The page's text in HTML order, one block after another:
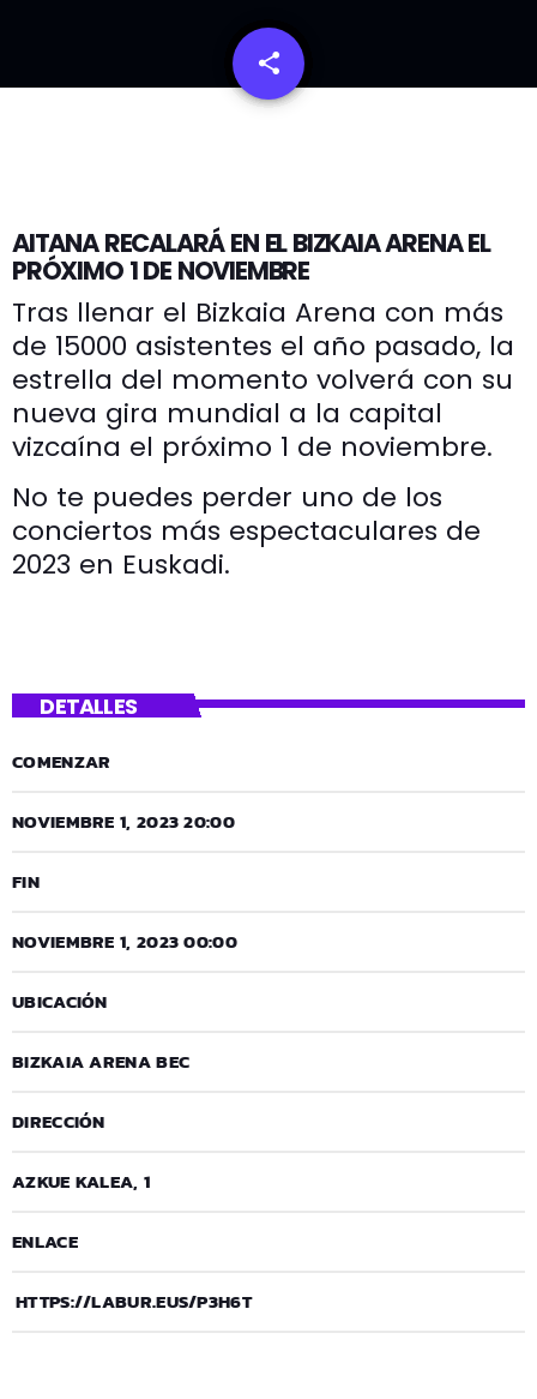
share
email
AITANA RECALARÁ EN EL BIZKAIA ARENA EL
PRÓXIMO 1 DE NOVIEMBRE
Tras llenar el Bizkaia Arena con más
de 15000 asistentes el año pasado, la
estrella del momento volverá con su
nueva gira mundial a la capital
vizcaína el próximo 1 de noviembre.
No te puedes perder uno de los
conciertos más espectaculares de
2023 en Euskadi.
DETALLES
COMENZAR
NOVIEMBRE 1, 2023 20:00
FIN
NOVIEMBRE 1, 2023 00:00
UBICACIÓN
BIZKAIA ARENA BEC
DIRECCIÓN
AZKUE KALEA, 1
ENLACE
HTTPS://LABUR.EUS/P3H6T